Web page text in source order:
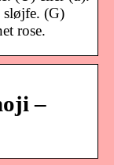
sløjfe. (G)
rose.
–